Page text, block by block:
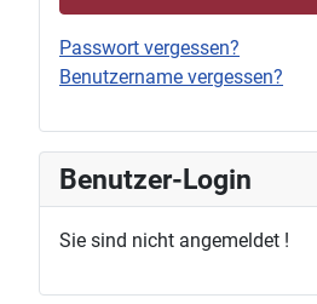
Passwort vergessen?
Benutzername vergessen?
Benutzer-Login
Sie sind nicht angemeldet !